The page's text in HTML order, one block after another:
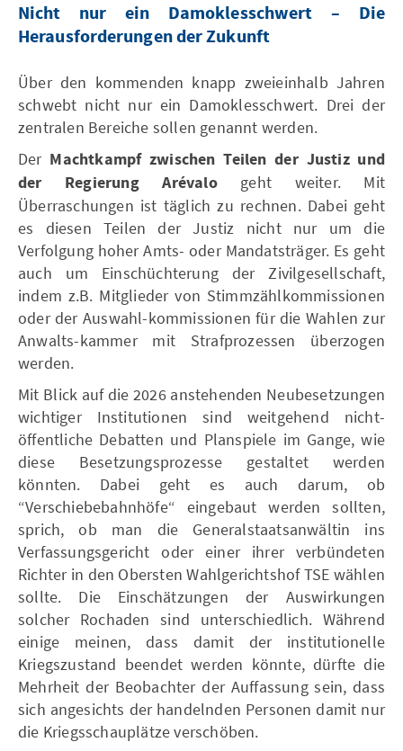
Nicht nur ein Damoklesschwert – Die
Herausforderungen der Zukunft
Über den kommenden knapp zweieinhalb Jahren
schwebt nicht nur ein Damoklesschwert. Drei der
zentralen Bereiche sollen genannt werden.
Der Machtkampf zwischen Teilen der Justiz und
der Regierung Arévalogeht weiter. Mit
Überraschungen ist täglich zu rechnen. Dabei geht
es diesen Teilen der Justiz nicht nur um die
Verfolgung hoher Amts- oder Mandatsträger. Es geht
auch um Einschüchterung der Zivilgesellschaft,
indem z.B. Mitglieder von Stimmzählkommissionen
oder der Auswahl-kommissionen für die Wahlen zur
Anwalts-kammer mit Strafprozessen überzogen
werden.
Mit Blick auf die 2026 anstehenden Neubesetzungen
wichtiger Institutionen sind weitgehend nicht-
öffentliche Debatten und Planspiele im Gange, wie
diese Besetzungsprozesse gestaltet werden
könnten. Dabei geht es auch darum, ob
“Verschiebebahnhöfe“ eingebaut werden sollten,
sprich, ob man die Generalstaatsanwältin ins
Verfassungsgericht oder einer ihrer verbündeten
Richter in den Obersten Wahlgerichtshof TSE wählen
sollte. Die Einschätzungen der Auswirkungen
solcher Rochaden sind unterschiedlich. Während
einige meinen, dass damit der institutionelle
Kriegszustand beendet werden könnte, dürfte die
Mehrheit der Beobachter der Auffassung sein, dass
sich angesichts der handelnden Personen damit nur
die Kriegsschauplätze verschöben.